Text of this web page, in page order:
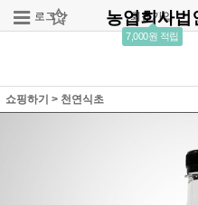
로그인 회원가입
7,000원 적립
농업회사법
쇼핑하기 > 천연식초